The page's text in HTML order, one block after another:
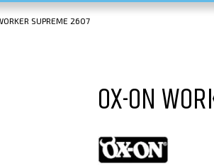
SUPREME 2607
OX-ON